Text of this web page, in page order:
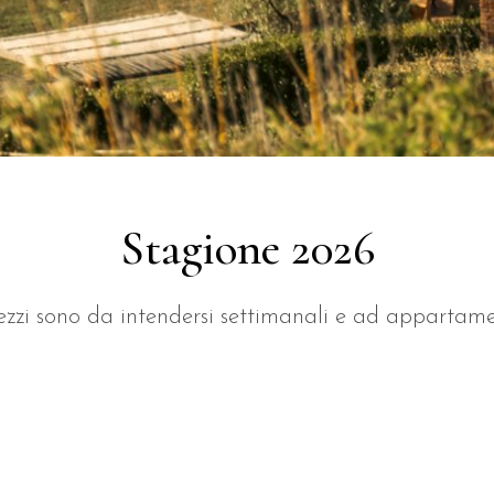
Stagione 2026
sono da intendersi settimanali e ad